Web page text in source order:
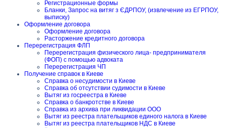
Регистрационные формы
Бланки, Запрос на витяг з ЄДРПОУ, (извлечение из ЕГРПОУ,
выписку)
Оформление договора
Оформление договора
Расторжение кредитного договора
Перерегистрация ФЛП
Перерегистрация физического лица- предпринимателя
(ФОП) с помощью адвоката
Перерегистрация ЧП
Получение справок в Киеве
Справка о несудимости в Киеве
Справка об отсутствии судимости в Киеве
Вытяг из госреестра в Киеве
Справка о банкротстве в Киеве
Справка из архива при ликвидации ООО
Вытяг из реестра плательщиков единого налога в Киеве
Вытяг из реестра плательщиков НДС в Киеве